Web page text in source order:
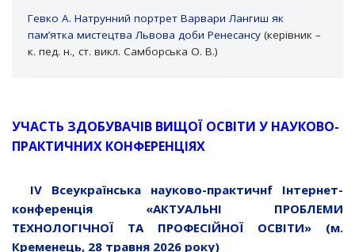
Гевко А. Натрунний портрет Варвари Лангиш як
пам’ятка мистецтва Львова доби Ренесансу (керівник –
к. пед. н., ст. викл. Самборська О. В.)
УЧАСТЬ ЗДОБУВАЧІВ ВИЩОЇ ОСВІТИ У НАУКОВО-
ПРАКТИЧНИХ КОНФЕРЕНЦІЯХ
IV Всеукраїнська науково-практичнf Інтернет-
конференція «АКТУАЛЬНІ ПРОБЛЕМИ
ТЕХНОЛОГІЧНОЇ ТА ПРОФЕСІЙНОЇ ОСВІТИ» (м.
Кременець, 28 травня 2026 року)